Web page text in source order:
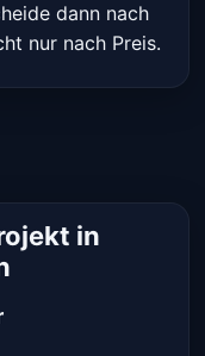
dann nach
nur nach Preis.
in